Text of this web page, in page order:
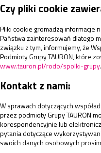
Czy pliki cookie
Pliki cookie gromadzą informacje
Państwa zainteresowań dlatego
związku z tym, informujemy, że
Podmioty Grupy TAURON, które
www.tauron.pl/rodo/spolki-grupy.
Kontakt z nami:
W sprawach dotyczących
przez podmioty Grupy TAURON
korespondencyjnie lub
pytania dotyczące
swoich danych osobowych